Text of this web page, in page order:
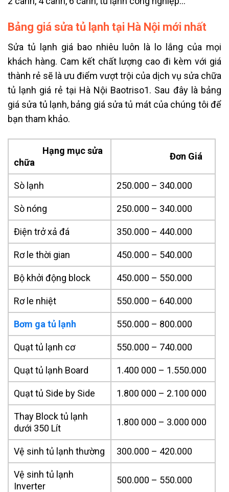
Bảng giá sửa tủ lạnh tại Hà Nội mới nhất
Sửa tủ lạnh giá bao nhiêu luôn là lo lắng của mọi
khách hàng. Cam kết chất lượng cao đi kèm với giá
thành rẻ sẽ là ưu điểm vượt trội của dịch vụ sửa chữa
tủ lạnh giá rẻ tại Hà Nội Baotriso1. Sau đây là bảng
giá sửa tủ lạnh, bảng giá sửa tủ mát của chúng tôi để
bạn tham khảo.
Hạng mục sửa
chữa
Đơn Giá
Sò lạnh 250.000 – 340.000
Sò nóng 250.000 – 340.000
Điện trở xả đá 350.000 – 440.000
Rơ le thời gian 450.000 – 540.000
Bộ khởi động block 450.000 – 550.000
Rơ le nhiệt 550.000 – 640.000
Bơm ga tủ lạnh 550.000 – 800.000
Quạt tủ lạnh cơ 550.000 – 740.000
Quạt tủ lạnh Board 1.400 000 – 1.550.000
Quạt tủ Side by Side 1.800 000 – 2.100 000
Thay Block tủ lạnh
dưới 350 Lít
1.800 000 – 3.000 000
Vệ sinh tủ lạnh thường 300.000 – 420.000
Vệ sinh tủ lạnh
Inverter
500.000 – 550.000